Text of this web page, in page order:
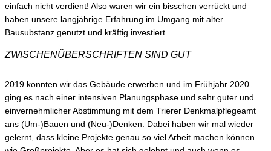
einvernehmlicher Abstimmung mit dem Trierer Denkmalpflegeamt
ans (Um-)Bauen und (Neu-)Denken. Dabei haben wir mal wieder
gelernt, dass kleine Projekte genau so viel Arbeit machen können
wie Großprojekte. Aber es hat sich gelohnt und auch wenn es
detailverliebt, denkmalgerecht und mit viel Kreativität von Beginn an
auf das neue Nutzungskonzept abgestimmt:
Digitallabor, Tagungslocation und Agentur!
ALTE GLEISFABRIK IN DORTMUND